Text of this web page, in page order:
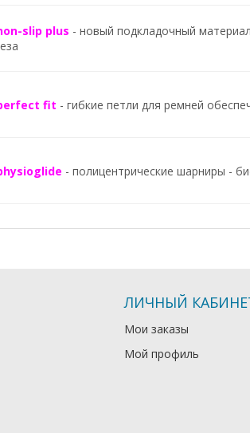
slip plus - новый подкладочный
fit - гибкие петли для ремней
- полицентрические шарниры -
ЛИЧНЫЙ
Мои заказы
Мой профиль